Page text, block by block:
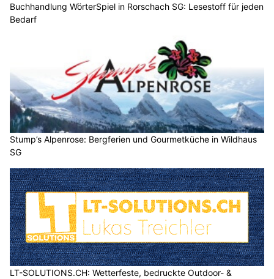
Buchhandlung WörterSpiel in Rorschach SG: Lesestoff für jeden
Bedarf
Stump’s Alpenrose: Bergferien und Gourmetküche in Wildhaus
SG
LT-SOLUTIONS.CH: Wetterfeste, bedruckte Outdoor- &